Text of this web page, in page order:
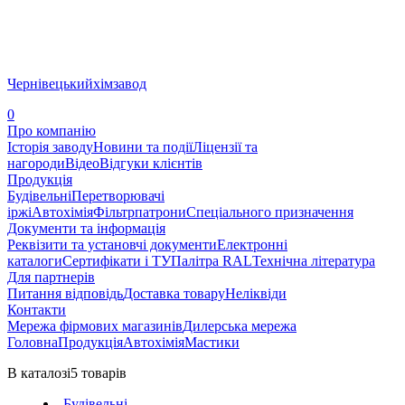
Чернівецькийхімзавод
0
Про компанію
Історія заводуНовини та подіїЛіцензії та
нагородиВідеоВідгуки клієнтів
Продукція
БудівельніПеретворювачі
іржіАвтохіміяФільтрпатрониСпеціального призначення
Документи та інформація
Реквізити та установчі документиЕлектронні
каталогиСертифікати і ТУПалітра RALТехнічна література
Для партнерів
Питання відповідьДоставка товаруНеліквіди
Контакти
Мережа фірмових магазинівДилерська мережа
ГоловнаПродукціяАвтохіміяМастики
В каталозі5 товарів